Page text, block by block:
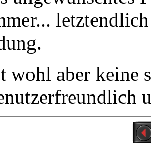
wohl aber keine